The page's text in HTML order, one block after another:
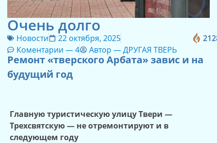
Очень долго
Новости
22 октября, 2025
Коментарии —4 Автор —ДРУГАЯ ТВЕРЬ
Ремонт «тверского Арбата» завис и на
будущий год
Главную туристическую улицу Твери —
Трехсвятскую — не отремонтируют и в
следующем году